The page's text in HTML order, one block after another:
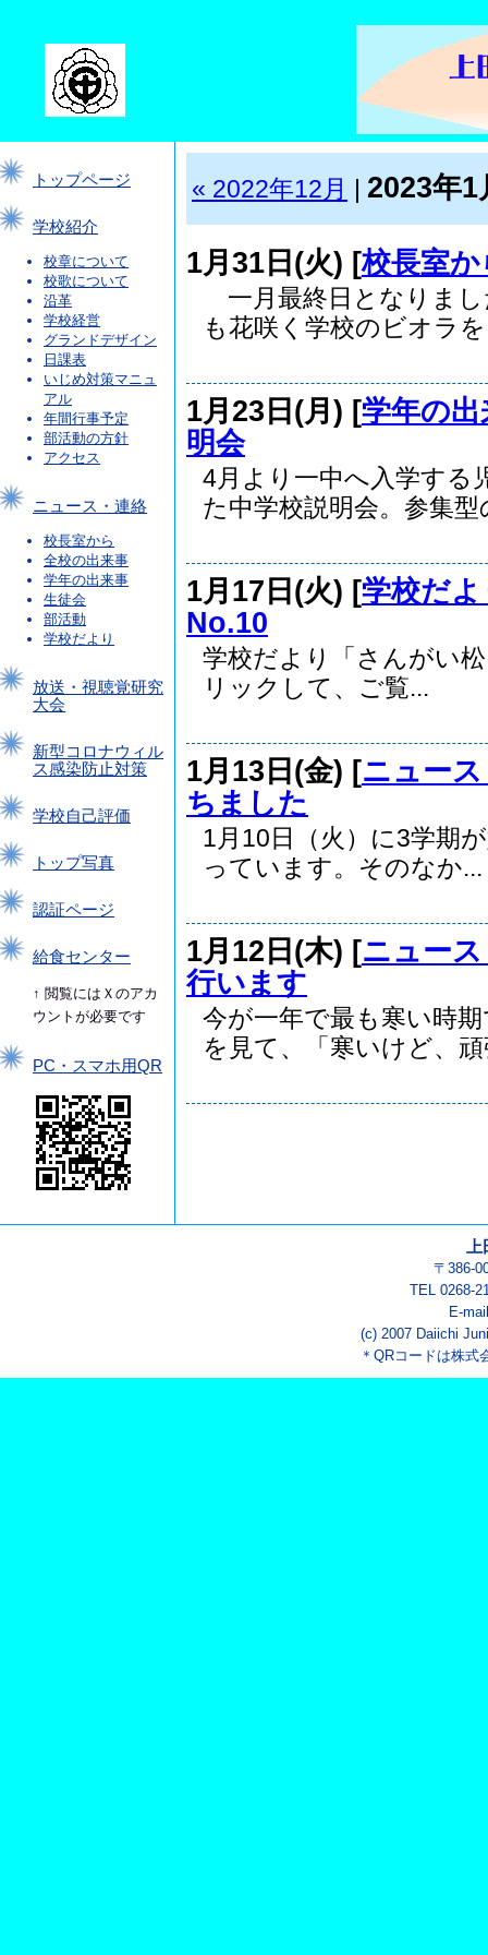
トップページ
学校紹介
校章について
校歌について
沿革
学校経営
グランドデザイン
日課表
いじめ対策マニュ
アル
年間行事予定
部活動の方針
アクセス
ニュース・連絡
校長室から
全校の出来事
学年の出来事
生徒会
部活動
学校だより
放送・視聴覚研究
大会
新型コロナウィル
ス感染防止対策
学校自己評価
トップ写真
認証ページ
給食センター
↑ 閲覧にはＸのアカ
ウントが必要です
PC・スマホ用QR
« 2022年12月 2023年1
1月31日(火) [校長室か
一月最終日となりま
も花咲く学校のビオラ
1月23日(月) [学年の出
明会
4月より一中へ入学する
た中学校説明会。参集型
1月17日(火) [学校だ
No.10
学校だより「さんがい
リックして、ご覧...
1月13日(金) [ニュー
ちました
1月10日（火）に3学期
っています。そのなか...
1月12日(木) [ニュー
行います
今が一年で最も寒い時
を見て、「寒いけど、頑
〒386-
TEL 0268-
E-
(c) 2007 Daiichi
＊QRコードは株式